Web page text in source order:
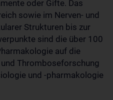
oder Gifte. Das
sowie im Nerven- und
Strukturen bis zur
sind die über 100
auf die
Thromboseforschung
und -pharmakologie